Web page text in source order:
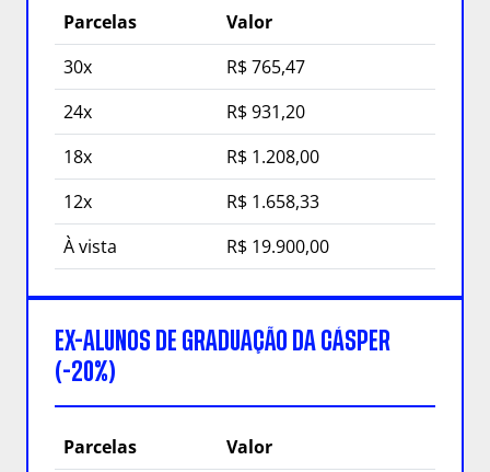
Parcelas
Valor
30x
R$ 765,47
24x
R$ 931,20
18x
R$ 1.208,00
12x
R$ 1.658,33
À vista
R$ 19.900,00
EX-ALUNOS DE GRADUAÇÃO DA CÁSPER
(-20%)
Parcelas
Valor